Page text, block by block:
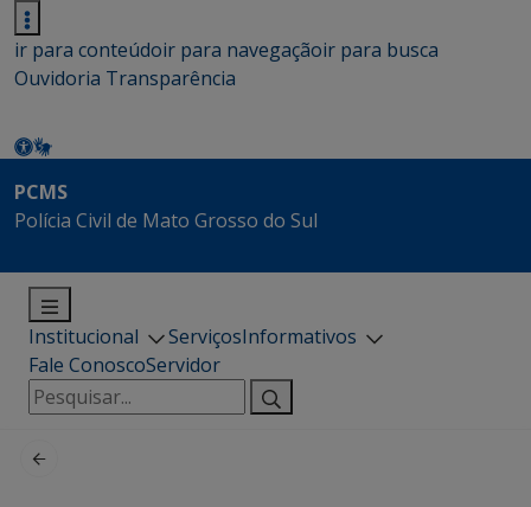
ir para conteúdoir para navegaçãoir para busca
Ouvidoria Transparência
PCMS
Polícia Civil de Mato Grosso do Sul
Institucional ServiçosInformativos
Fale ConoscoServidor
Pesquisar
por: